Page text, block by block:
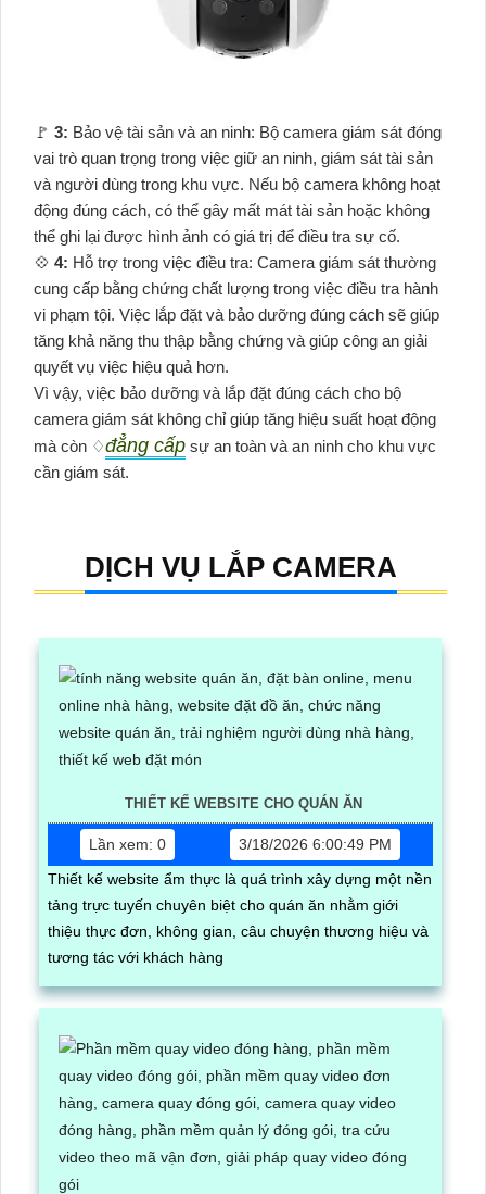
️🚩 3: Bảo vệ tài sản và an ninh: Bộ camera giám sát đóng
vai trò quan trọng trong việc giữ an ninh, giám sát tài sản
và người dùng trong khu vực. Nếu bộ camera không hoạt
động đúng cách, có thể gây mất mát tài sản hoặc không
thể ghi lại được hình ảnh có giá trị để điều tra sự cố.
💠 4: Hỗ trợ trong việc điều tra: Camera giám sát thường
cung cấp bằng chứng chất lượng trong việc điều tra hành
vi phạm tội. Việc lắp đặt và bảo dưỡng đúng cách sẽ giúp
tăng khả năng thu thập bằng chứng và giúp công an giải
quyết vụ việc hiệu quả hơn.
Vì vậy, việc bảo dưỡng và lắp đặt đúng cách cho bộ
camera giám sát không chỉ giúp tăng hiệu suất hoạt động
mà còn ♢đẳng cấp sự an toàn và an ninh cho khu vực
cần giám sát.
DỊCH VỤ LẮP CAMERA
THIẾT KẾ WEBSITE CHO QUÁN ĂN
Lần xem: 0
3/18/2026 6:00:49 PM
Thiết kế website ẩm thực là quá trình xây dựng một nền
tảng trực tuyến chuyên biệt cho quán ăn nhằm giới
thiệu thực đơn, không gian, câu chuyện thương hiệu và
tương tác với khách hàng